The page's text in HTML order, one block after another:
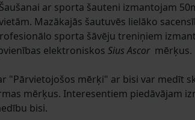
ar sporta šauteni izmantojam
Mazākajās šautuvēs lielāko
sporta šāvēju treniņiem
elektroniskos Sius Ascor mērķus.
"Pārvietojošos mērķi" ar bisi var medīt
mērķus. Interesentiem piedāvājam
bisi.